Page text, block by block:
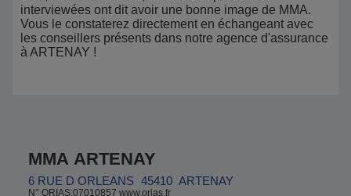
interviewées ont dit avoir une bonne image de MMA.
Vous le constaterez directement en échangeant avec
les conseillers présents dans notre agence d'assurance
à ARTENAY !
MMA ARTENAY
6 RUE D ORLEANS 45410 ARTENAY
N° ORIAS:07010857 www.orias.fr